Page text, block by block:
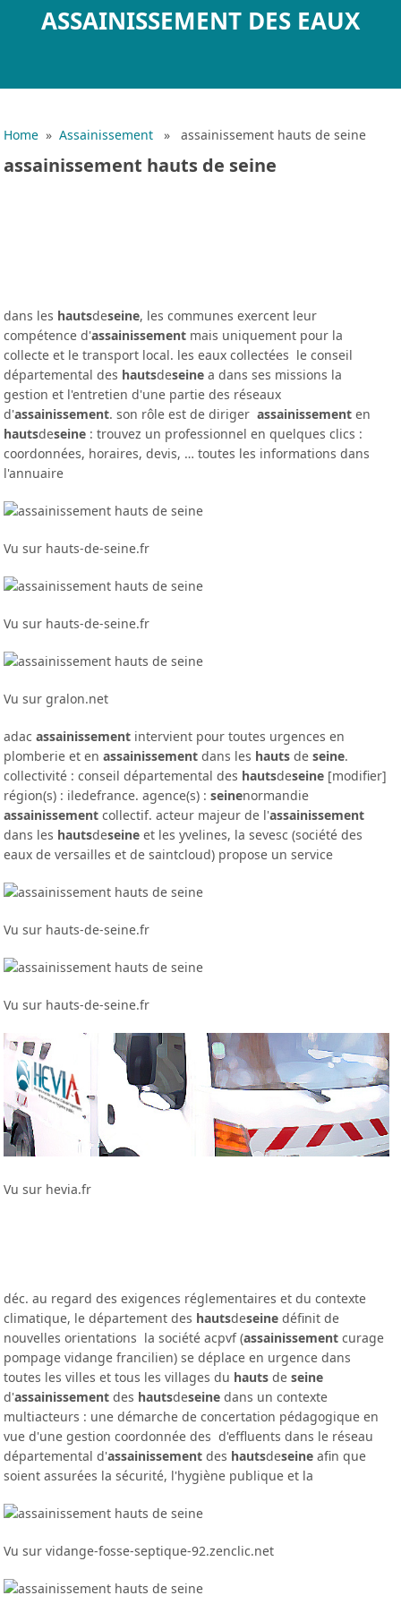
ASSAINISSEMENT DES EAUX
Home »Assainissement » assainissement hauts de seine
assainissement hauts de seine
dans les hautsdeseine, les communes exercent leur
compétence d'assainissement mais uniquement pour la
collecte et le transport local. les eaux collectées le conseil
départemental des hautsdeseine a dans ses missions la
gestion et l'entretien d'une partie des réseaux
d'assainissement. son rôle est de dirigerassainissement en
hautsdeseine : trouvez un professionnel en quelques clics :
coordonnées, horaires, devis, … toutes les informations dans
l'annuaire
Vu sur hauts-de-seine.fr
Vu sur hauts-de-seine.fr
Vu sur gralon.net
adacassainissement intervient pour toutes urgences en
plomberie et enassainissement dans les hauts deseine.
collectivité : conseil départemental des hautsdeseine [modifier]
région(s) : iledefrance. agence(s) :seinenormandie
assainissement collectif. acteur majeur de l'assainissement
dans les hautsdeseine et les yvelines, la sevesc (société des
eaux de versailles et de saintcloud) propose un service
Vu sur hauts-de-seine.fr
Vu sur hauts-de-seine.fr
Vu sur hevia.fr
déc. au regard des exigences réglementaires et du contexte
climatique, le département des hautsdeseine définit de
nouvelles orientations la société acpvf (assainissement curage
pompage vidange francilien) se déplace en urgence dans
toutes les villes et tous les villages du hauts deseine
d'assainissement des hautsdeseine dans un contexte
multiacteurs : une démarche de concertation pédagogique en
vue d'une gestion coordonnée des d'effluents dans le réseau
départemental d'assainissement des hautsdeseine afin que
soient assurées la sécurité, l'hygiène publique et la
Vu sur vidange-fosse-septique-92.zenclic.net